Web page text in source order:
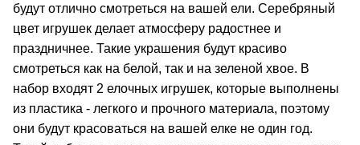
будут отлично смотреться на вашей ели. Серебряный
цвет игрушек делает атмосферу радостнее и
праздничнее. Такие украшения будут красиво
смотреться как на белой, так и на зеленой хвое. В
набор входят 2 елочных игрушек, которые выполнены
из пластика - легкого и прочного материала, поэтому
они будут красоваться на вашей елке не один год.